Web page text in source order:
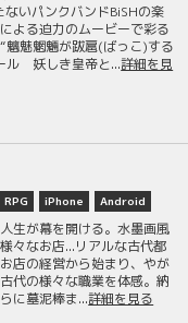
いパンクバンドBiSHの楽
よる迫力のムービーで彩る
魑魅魍魎が跋扈(ばっこ)する
ル 妖しき皇帝と...詳細を見
RPG iPhone Android
生が幕を開ける。水墨画風
々なお店...リアルな古代都
店の経営から始まり、やが
代の様々な職業を体感。納
に墓泥棒ま...詳細を見る